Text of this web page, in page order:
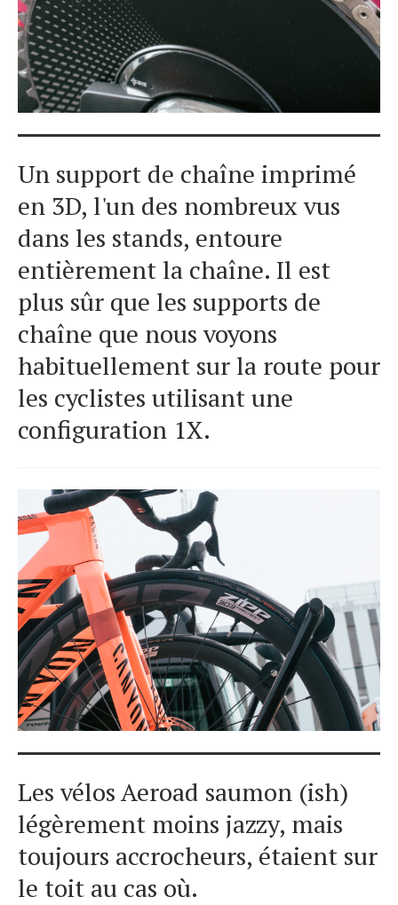
Un support de chaîne imprimé
en 3D, l'un des nombreux vus
dans les stands, entoure
entièrement la chaîne. Il est
plus sûr que les supports de
chaîne que nous voyons
habituellement sur la route pour
les cyclistes utilisant une
configuration 1X.
Les vélos Aeroad saumon (ish)
légèrement moins jazzy, mais
toujours accrocheurs, étaient sur
le toit au cas où.